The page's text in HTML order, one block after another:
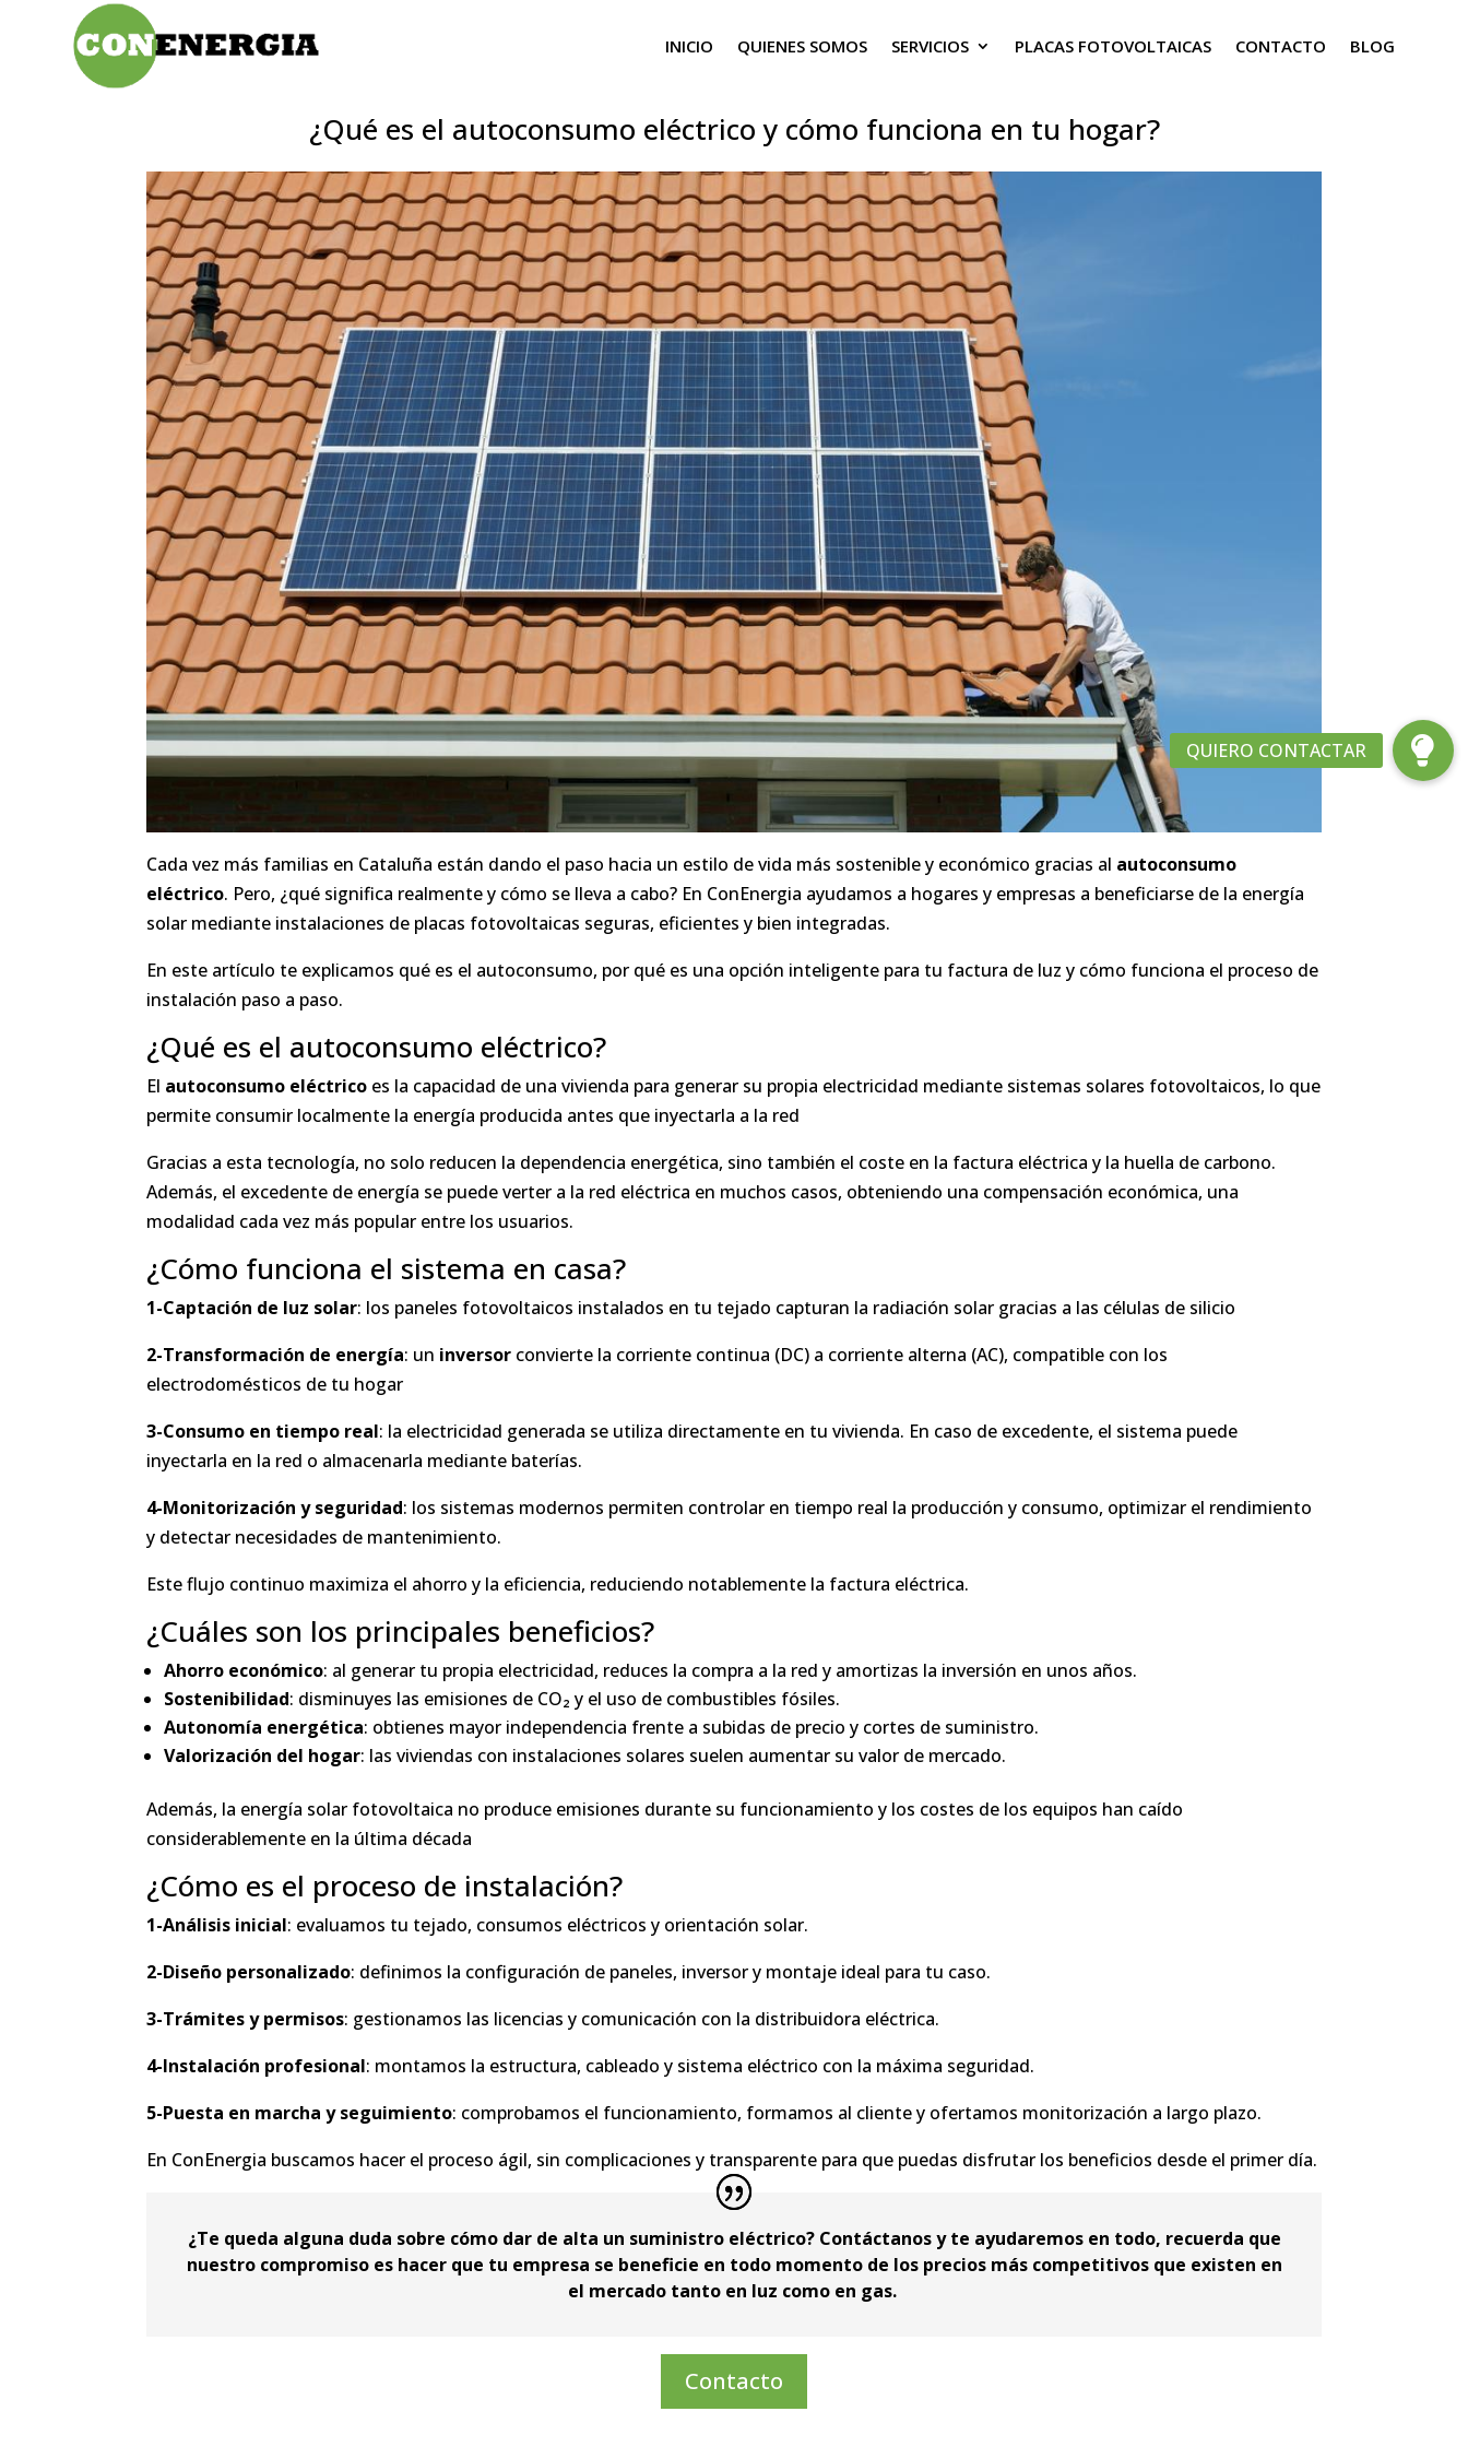
INICIO QUIENES SOMOS SERVICIOS PLACAS FOTOVOLTAICAS CONTACTO BLOG
¿Qué es el autoconsumo eléctrico y cómo funciona en tu hogar?
Cada vez más familias en Cataluña están dando el paso hacia un estilo de vida más sostenible y económico gracias al autoconsumo
eléctrico. Pero, ¿qué significa realmente y cómo se lleva a cabo? En ConEnergia ayudamos a hogares y empresas a beneficiarse de la energía
solar mediante instalaciones de placas fotovoltaicas seguras, eficientes y bien integradas.
En este artículo te explicamos qué es el autoconsumo, por qué es una opción inteligente para tu factura de luz y cómo funciona el proceso de
instalación paso a paso.
¿Qué es el autoconsumo eléctrico?
El autoconsumo eléctrico es la capacidad de una vivienda para generar su propia electricidad mediante sistemas solares fotovoltaicos, lo que
permite consumir localmente la energía producida antes que inyectarla a la red
Gracias a esta tecnología, no solo reducen la dependencia energética, sino también el coste en la factura eléctrica y la huella de carbono.
Además, el excedente de energía se puede verter a la red eléctrica en muchos casos, obteniendo una compensación económica, una
modalidad cada vez más popular entre los usuarios.
¿Cómo funciona el sistema en casa?
1-Captación de luz solar: los paneles fotovoltaicos instalados en tu tejado capturan la radiación solar gracias a las células de silicio
2-Transformación de energía: un inversor convierte la corriente continua (DC) a corriente alterna (AC), compatible con los
electrodomésticos de tu hogar
3-Consumo en tiempo real: la electricidad generada se utiliza directamente en tu vivienda. En caso de excedente, el sistema puede
inyectarla en la red o almacenarla mediante baterías.
4-Monitorización y seguridad: los sistemas modernos permiten controlar en tiempo real la producción y consumo, optimizar el rendimiento
y detectar necesidades de mantenimiento.
Este flujo continuo maximiza el ahorro y la eficiencia, reduciendo notablemente la factura eléctrica.
¿Cuáles son los principales beneficios?
Ahorro económico: al generar tu propia electricidad, reduces la compra a la red y amortizas la inversión en unos años.
Sostenibilidad: disminuyes las emisiones de CO₂ y el uso de combustibles fósiles.
Autonomía energética: obtienes mayor independencia frente a subidas de precio y cortes de suministro.
Valorización del hogar: las viviendas con instalaciones solares suelen aumentar su valor de mercado.
Además, la energía solar fotovoltaica no produce emisiones durante su funcionamiento y los costes de los equipos han caído
considerablemente en la última década
¿Cómo es el proceso de instalación?
1-Análisis inicial: evaluamos tu tejado, consumos eléctricos y orientación solar.
2-Diseño personalizado: definimos la configuración de paneles, inversor y montaje ideal para tu caso.
3-Trámites y permisos: gestionamos las licencias y comunicación con la distribuidora eléctrica.
4-Instalación profesional: montamos la estructura, cableado y sistema eléctrico con la máxima seguridad.
5-Puesta en marcha y seguimiento: comprobamos el funcionamiento, formamos al cliente y ofertamos monitorización a largo plazo.
En ConEnergia buscamos hacer el proceso ágil, sin complicaciones y transparente para que puedas disfrutar los beneficios desde el primer día.
¿Te queda alguna duda sobre cómo dar de alta un suministro eléctrico? Contáctanos y te ayudaremos en todo, recuerda que
nuestro compromiso es hacer que tu empresa se beneficie en todo momento de los precios más competitivos que existen en
el mercado tanto en luz como en gas.
Contacto